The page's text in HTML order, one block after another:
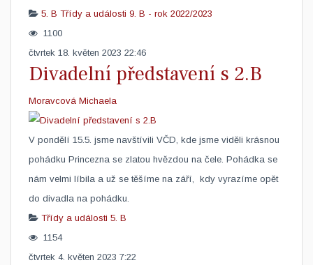
5. B Třídy a události 9. B - rok 2022/2023
1100
čtvrtek 18. květen 2023 22:46
Divadelní představení s 2.B
Moravcová Michaela
V pondělí 15.5. jsme navštívili VČD, kde jsme viděli krásnou
pohádku Princezna se zlatou hvězdou na čele. Pohádka se
nám velmi líbila a už se těšíme na září, kdy vyrazíme opět
do divadla na pohádku. ​
Třídy a události 5. B
1154
čtvrtek 4. květen 2023 7:22